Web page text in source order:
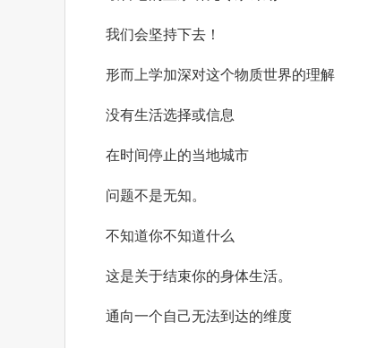
我们会坚持下去！
形而上学加深对这个物质世界的理解
没有生活选择或信息
在时间停止的当地城市
问题不是无知。
不知道你不知道什么
这是关于结束你的身体生活。
通向一个自己无法到达的维度